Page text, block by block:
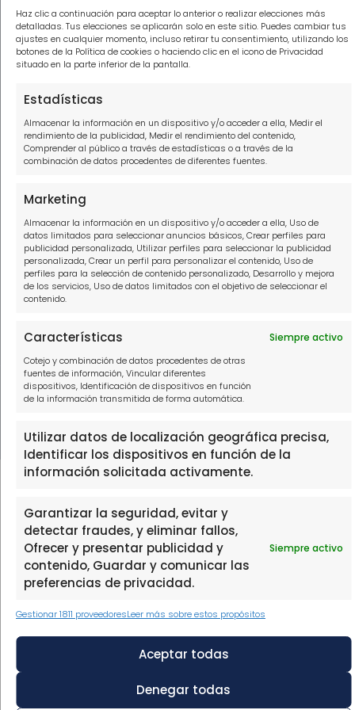
Haz clic a continuación para aceptar lo anterior o realizar elecciones más
detalladas. Tus elecciones se aplicarán solo en este sitio. Puedes cambiar tus
ajustes en cualquier momento, incluso retirar tu consentimiento, utilizando los
botones de la Política de cookies o haciendo clic en el icono de Privacidad
situado en la parte inferior de la pantalla.
Estadísticas
Almacenar la información en un dispositivo y/o acceder a ella, Medir el
rendimiento de la publicidad, Medir el rendimiento del contenido,
Comprender al público a través de estadísticas o a través de la
combinación de datos procedentes de diferentes fuentes.
Marketing
Almacenar la información en un dispositivo y/o acceder a ella, Uso de
datos limitados para seleccionar anuncios básicos, Crear perfiles para
publicidad personalizada, Utilizar perfiles para seleccionar la publicidad
personalizada, Crear un perfil para personalizar el contenido, Uso de
perfiles para la selección de contenido personalizado, Desarrollo y mejora
de los servicios, Uso de datos limitados con el objetivo de seleccionar el
contenido.
Características Siempre activo
Cotejo y combinación de datos procedentes de otras
fuentes de información, Vincular diferentes
dispositivos, Identificación de dispositivos en función
de la información transmitida de forma automática.
Utilizar datos de localización geográfica precisa,
Identificar los dispositivos en función de la
información solicitada activamente.
Garantizar la seguridad, evitar y
detectar fraudes, y eliminar fallos,
Ofrecer y presentar publicidad y
contenido, Guardar y comunicar las
preferencias de privacidad.
Siempre activo
Gestionar 1811 proveedoresLeer más sobre estos propósitos
Aceptar todas
Denegar todas
Información
Política de privacidad
Política de cookies
Aviso Legal
Contacto
910916445
hola@solucionamideuda.es
WhatsApp
THE FINTECH LABORATORY, S.L.U, con domicilio social en PASEO
DE LA CASTELLANA 111, 1º, 28046 MADRID, con N.I.F. B88473533,
Folio 137, Hoja 702905.